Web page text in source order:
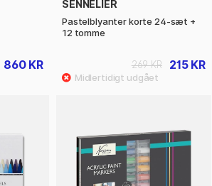
860 KR
SENNELIER
Pastelblyanter korte 24‑sæt +
12 tomme
215 KR
269 KR